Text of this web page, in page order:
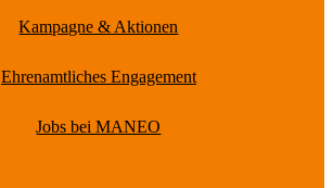
Kampagne & Aktionen
Ehrenamtliches Engagement
Jobs bei MANEO